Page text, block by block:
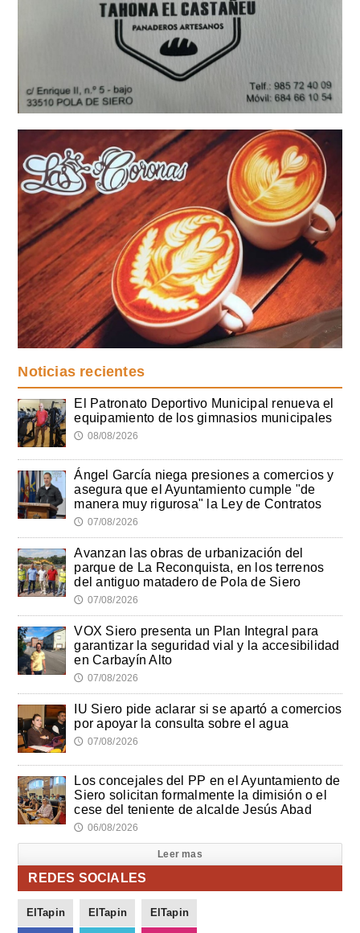
Noticias recientes
El Patronato Deportivo Municipal renueva el
equipamiento de los gimnasios municipales
🕔 08/08/2026
Ángel García niega presiones a comercios y
asegura que el Ayuntamiento cumple "de
manera muy rigurosa" la Ley de Contratos
🕔 07/08/2026
Avanzan las obras de urbanización del
parque de La Reconquista, en los terrenos
del antiguo matadero de Pola de Siero
🕔 07/08/2026
VOX Siero presenta un Plan Integral para
garantizar la seguridad vial y la accesibilidad
en Carbayín Alto
🕔 07/08/2026
IU Siero pide aclarar si se apartó a comercios
por apoyar la consulta sobre el agua
🕔 07/08/2026
Los concejales del PP en el Ayuntamiento de
Siero solicitan formalmente la dimisión o el
cese del teniente de alcalde Jesús Abad
🕔 06/08/2026
Leer mas
REDES SOCIALES
ElTapin ElTapin ElTapin